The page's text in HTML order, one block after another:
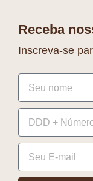
Receba
Inscreva-se